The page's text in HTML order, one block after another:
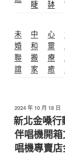
睫
缽
未
婚
聯
誼
中
和
搬
家
心
靈
療
癒
發
佈
於
2024 年 10 月 18 日
新北金嗓
伴唱機開
唱機專賣